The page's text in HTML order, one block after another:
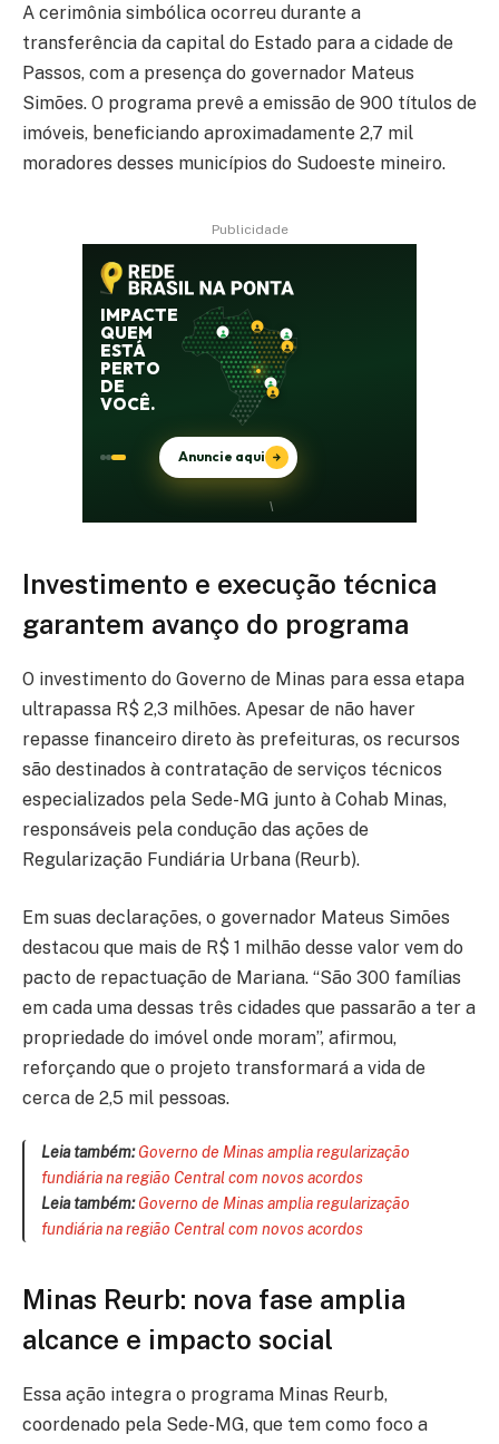
A cerimônia simbólica ocorreu durante a
transferência da capital do Estado para a cidade de
Passos, com a presença do governador Mateus
Simões. O programa prevê a emissão de 900 títulos de
imóveis, beneficiando aproximadamente 2,7 mil
moradores desses municípios do Sudoeste mineiro.
Publicidade
Investimento e execução técnica
garantem avanço do programa
O investimento do Governo de Minas para essa etapa
ultrapassa R$ 2,3 milhões. Apesar de não haver
repasse financeiro direto às prefeituras, os recursos
são destinados à contratação de serviços técnicos
especializados pela Sede-MG junto à Cohab Minas,
responsáveis pela condução das ações de
Regularização Fundiária Urbana (Reurb).
Em suas declarações, o governador Mateus Simões
destacou que mais de R$ 1 milhão desse valor vem do
pacto de repactuação de Mariana. “São 300 famílias
em cada uma dessas três cidades que passarão a ter a
propriedade do imóvel onde moram”, afirmou,
reforçando que o projeto transformará a vida de
cerca de 2,5 mil pessoas.
Leia também: Governo de Minas amplia regularização
fundiária na região Central com novos acordos
Leia também: Governo de Minas amplia regularização
fundiária na região Central com novos acordos
Minas Reurb: nova fase amplia
alcance e impacto social
Essa ação integra o programa Minas Reurb,
coordenado pela Sede-MG, que tem como foco a